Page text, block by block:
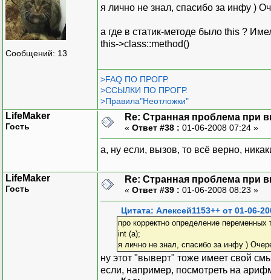
Сообщений: 13
я лично не знал, спасибо за инфу )
а где в статик-методе было this ?
this->class::method()
>FAQ ПО ПРОГР.
>ССЫЛКИ ПО ПРОГР.
>Правила"Неотложки"
LifeMaker
Гость
Re: Странная проблема при
« Ответ #38 : 01-06-2008 07:24 »
а, ну если, вызов, то всё верно,
LifeMaker
Гость
Re: Странная проблема при
« Ответ #39 : 01-06-2008 08:23 »
Цитата: Алексей1153++ от 01-06-
про корректно определение переменных
int (a);
я лично не знал, спасибо за инфу )
ну этот "выверт" тоже имеет свой
если, например, посмотреть на